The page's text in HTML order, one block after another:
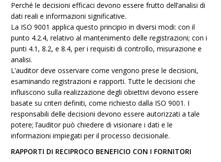
Perché le decisioni efficaci devono essere frutto dell’analisi di
dati reali e informazioni significative.
La ISO 9001 applica questo principio in diversi modi: con il
punto 4.2.4, relativo al mantenimento delle registrazioni; con i
punti 4.1, 8.2, e 8.4, per i requisiti di controllo, misurazione e
analisi.
L’auditor deve osservare come vengono prese le decisioni,
esaminando registrazioni e rapporti. Tutte le decisioni che
influiscono sulla realizzazione degli obiettivi devono essere
basate su criteri definiti, come richiesto dalla ISO 9001. I
responsabili delle decisioni devono essere autorizzati a tale
potere; l’auditor può chiedere di visionare i dati e le
informazioni impiegati per il processo decisionale.
RAPPORTI DI RECIPROCO BENEFICIO CON I FORNITORI